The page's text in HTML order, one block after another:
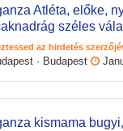
Atléta, előke,
széles
az hirdetés
· Budapest
kismama